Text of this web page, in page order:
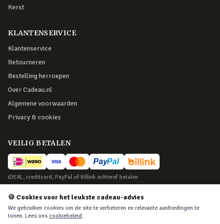
Kerst
KLANTENSERVICE
Klantenservice
Retourneren
Bestelling herroepen
Over Cadeau.nl
Algemene voorwaarden
Privacy & cookies
VEILIG BETALEN
iDEAL, creditcard, PayPal of Billink achteraf betalen
BEZORGING
Voor 22:45 besteld, morgen in huis. Tot 365 dagen retourneren.
🍪 Cookies voor het leukste cadeau-advies
We gebruiken cookies om de site te verbeteren en relevante aanbiedingen te
tonen. Lees ons cookiebeleid.